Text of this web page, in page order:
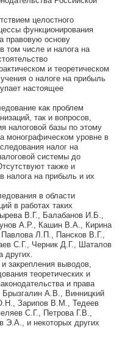
целостного
функционирования
правовую основу
том числе и налога на
и теоретическом
о налоге на прибыль
настоящее
как проблем
так и вопросов,
налоговой базы по этому
монографическом уровне в
налог на
системы до
также и
налога на прибыль и их
в области
в работах таких
В.Г., Балабанов И.Б.,
А.Р., Кашин В.А., Кирина
Л.П., Пансков В.Г.,
С.Г., Черник Д.Г., Шаталов
других.
закрепления выводов,
теоретических и
и права
А.В., Винницкий
Зарипов В.М., Тедеев
С.Г., Петрова Г.В.,
и некоторых других